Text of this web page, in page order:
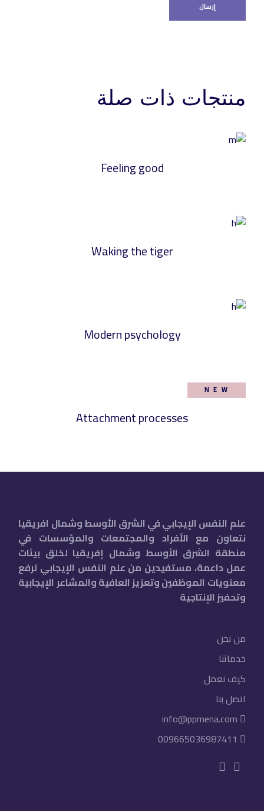
إرسال
منتجات ذات صلة
Feeling good
Waking the tiger
Modern psychology
NEW
Attachment processes
علم النفس الإيجابي في الشرق الأوسط وشمال افريقيا
نتعاون مع الأفراد والمجتمعات والمؤسسات في
منطقة الشرق الأوسط وشمال إفريقيا لخلق بيئات
عمل داعمة، مستفيدين من علم النفس الإيجابي لرفع
معنويات الموظفين وتعزيز العافية والمشاعر الإيجابية
وتحفيز الإنتاجية
من نحن
خدماتنا
كيف نعمل
اتصل بنا
info@ppmena.com
009665036987411